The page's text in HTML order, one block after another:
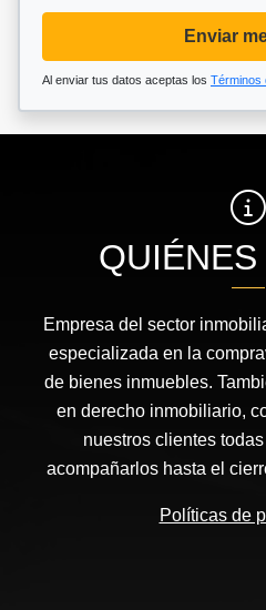
Enviar
Al enviar tus datos aceptas los Términos
Empresa del sector
especializada en la
de bienes inmuebles.
en derecho inmobiliario,
nuestros clientes
acompañarlos hasta el
Políticas de